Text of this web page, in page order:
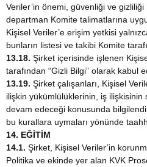
Veriler’in önemi, güvenliği ve
departman Komite talimatlarına
Kişisel Veriler’e erişim yetkisi
bunların listesi ve takibi Komite
13.18. Şirket içerisinde işlenen
tarafından “Gizli Bilgi” olarak kabul
13.19. Şirket çalışanları, Kişisel
ilişkin yükümlülüklerinin, iş
devam edeceği konusunda
bu kurallara uymaları yönünde
14. EĞİTİM
14.1. Şirket, Kişisel Veriler’in
Politika ve ekinde yer alan KVK